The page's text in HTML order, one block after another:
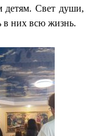
детям. Свет души,
в них всю жизнь.